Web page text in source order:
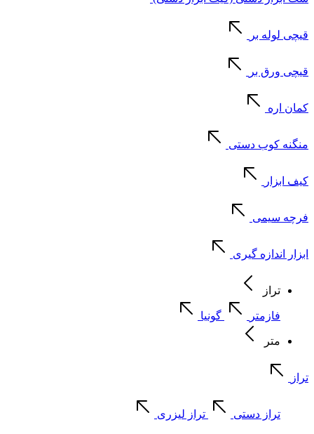
قیچی لوله بر
قیچی ورق بر
کمان اره
منگنه کوب دستی
کیف ابزار
فرچه سیمی
ابزار اندازه گیری
تراز
فازمتر گونیا
متر
تراز
تراز دستی تراز لیزری